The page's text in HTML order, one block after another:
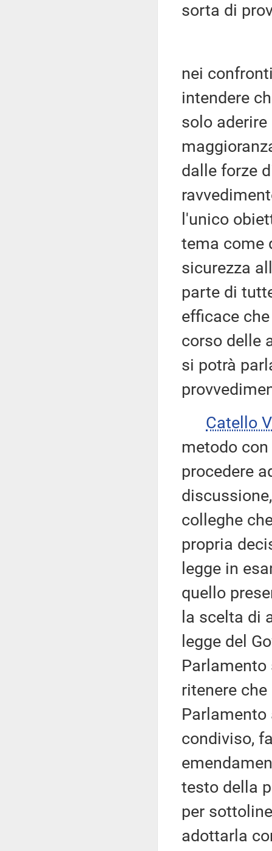
sorta di
nei
intendere
solo
dalle forze
l'unico
tema come
sicurezza
parte di
efficace
corso delle
si potrà
Catello
metodo
procedere
colleghe
propria
legge in
quello
la scelta di
legge del
Parlamento
ritenere
Parlamento
condiviso,
testo della
per
adottarla